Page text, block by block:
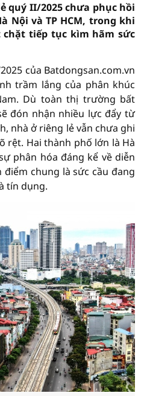
quý II/2025 chưa phục hồi
Nội và TP HCM, trong khi
tiếp tục kìm hãm sức
của Batdongsan.com.vn
trầm lắng của phân khúc
Dù toàn thị trường bất
đón nhận nhiều lực đẩy từ
nhà ở riêng lẻ vẫn chưa ghi
rệt. Hai thành phố lớn là Hà
phân hóa đáng kể về diễn
chung là sức cầu đang
tín dụng.